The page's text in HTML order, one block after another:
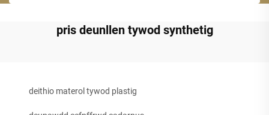
pris deunllen tywod synthetig
deithio materol tywod plastig